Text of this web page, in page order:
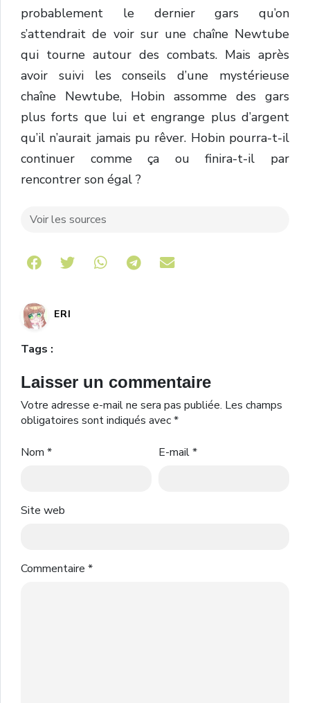
probablement le dernier gars qu’on
s’attendrait de voir sur une chaîne Newtube
qui tourne autour des combats. Mais après
avoir suivi les conseils d’une mystérieuse
chaîne Newtube, Hobin assomme des gars
plus forts que lui et engrange plus d’argent
qu’il n’aurait jamais pu rêver. Hobin pourra-t-il
continuer comme ça ou finira-t-il par
rencontrer son égal ?
Voir les sources
Share on Telegram
ERI
Tags :
Laisser un commentaire
Votre adresse e-mail ne sera pas publiée. Les champs
obligatoires sont indiqués avec*
Nom * E-mail*
Site web
Commentaire *